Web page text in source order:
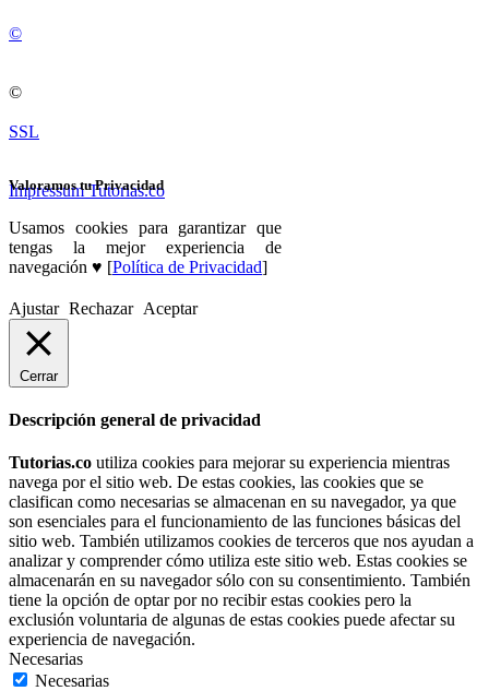
©
©
SSL
Impressum Tutorias.co
Valoramos tu Privacidad
Usamos cookies para garantizar que
tengas la mejor experiencia de
navegación ♥ [Política de Privacidad]
Ajustar Rechazar Aceptar
Cerrar
Descripción general de privacidad
Tutorias.co utiliza cookies para mejorar su experiencia mientras
navega por el sitio web. De estas cookies, las cookies que se
clasifican como necesarias se almacenan en su navegador, ya que
son esenciales para el funcionamiento de las funciones básicas del
sitio web. También utilizamos cookies de terceros que nos ayudan a
analizar y comprender cómo utiliza este sitio web. Estas cookies se
almacenarán en su navegador sólo con su consentimiento. También
tiene la opción de optar por no recibir estas cookies pero la
exclusión voluntaria de algunas de estas cookies puede afectar su
experiencia de navegación.
Necesarias
Necesarias